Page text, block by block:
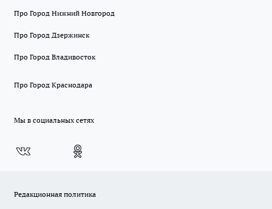
Про Город Нижний Новгород
Про Город Дзержинск
Про Город Владивосток
Про Город Краснодара
Мы в социальных сетях
Редакционная политика